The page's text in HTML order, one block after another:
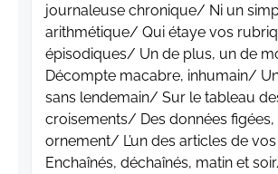
journaleuse chronique/ Ni un
arithmétique/ Qui étaye vos
épisodiques/ Un de plus, un de
Décompte macabre, inhumain/
sans lendemain/ Sur le tableau
croisements/ Des données figées,
ornement/ L’un des articles de
Enchaînés, déchaînés, matin et